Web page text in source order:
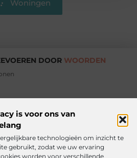
is voor ons van
technologieën om inzicht te
gebruikt, zodat we uw ervaring
worden voor verschillende
Woningen
DOOR WOORDEN